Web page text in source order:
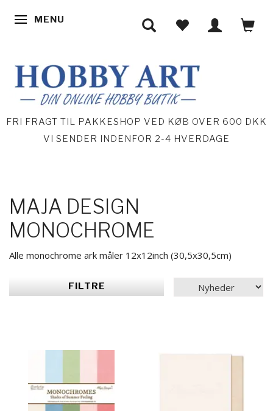
SKIFTE NAVIGATION
MENU
FRI FRAGT TIL PAKKESHOP VED KØB OVER 600 DKK
VI SENDER INDENFOR 2-4 HVERDAGE
MAJA DESIGN
MONOCHROME
Alle monochrome ark måler 12x12inch (30,5x30,5cm)
FILTRE